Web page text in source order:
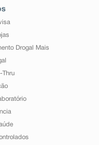
Drogal Mais
Thru